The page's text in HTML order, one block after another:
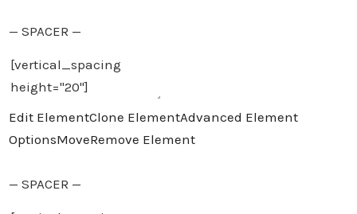
— SPACER —
Edit ElementClone ElementAdvanced Element
OptionsMoveRemove Element
— SPACER —